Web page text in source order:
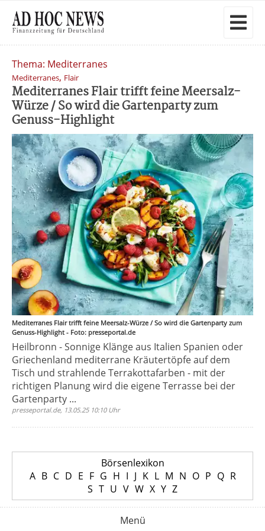
Thema: Mediterranes
Mediterranes, Flair
Mediterranes Flair trifft feine Meersalz-
Würze / So wird die Gartenparty zum
Genuss-Highlight
Mediterranes Flair trifft feine Meersalz-Würze / So wird die Gartenparty zum
Genuss-Highlight - Foto: presseportal.de
Heilbronn - Sonnige Klänge aus Italien Spanien oder
Griechenland mediterrane Kräutertöpfe auf dem
Tisch und strahlende Terrakottafarben - mit der
richtigen Planung wird die eigene Terrasse bei der
Gartenparty ...
presseportal.de, 13.05.25 10:10 Uhr
Börsenlexikon
A B C D E F G H I J K L M N O P Q R
S T U V W X Y Z
Menü